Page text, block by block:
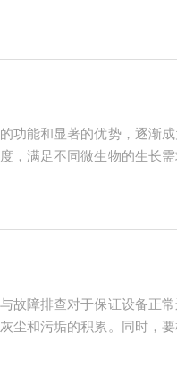
能和显著的优势，逐渐
满足不同微生物的生长
障排查对于保证设备正
和污垢的积累。同时，